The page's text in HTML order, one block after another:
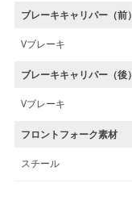
ブレーキキャリパー（前）
Vブレーキ
ブレーキキャリパー（後）
Vブレーキ
フロントフォーク素材
スチール